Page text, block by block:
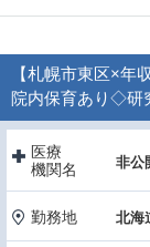
【札幌市東区×
院内保育あり◇研
医療
機関名
非公
勤務地 北海